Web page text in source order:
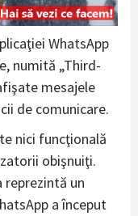
WhatsApp
numită „Third-
mesajele
de comunicare.
nici funcţională
obişnuiţi.
reprezintă un
a început